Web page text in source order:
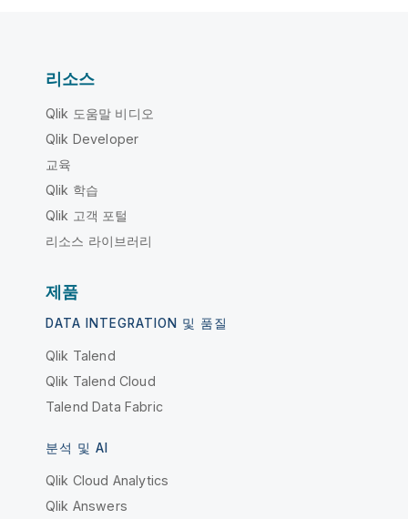
리소스
Qlik 도움말 비디오
Qlik Developer
교육
Qlik 학습
Qlik 고객 포털
리소스 라이브러리
제품
DATA INTEGRATION 및 품질
Qlik Talend
Qlik Talend Cloud
Talend Data Fabric
분석 및 AI
Qlik Cloud Analytics
Qlik Answers